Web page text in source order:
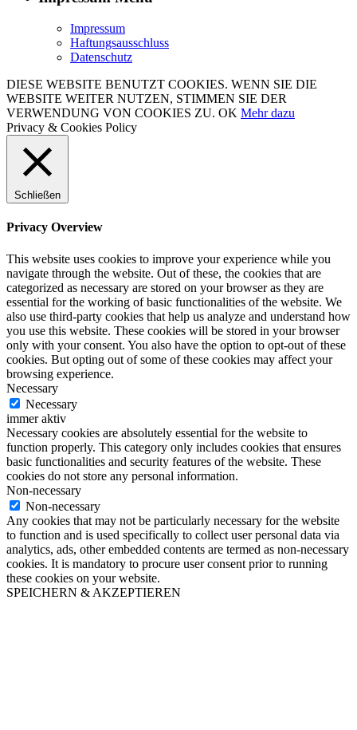
Impressum
Haftungsausschluss
Datenschutz
DIESE WEBSITE BENUTZT COOKIES. WENN SIE DIE
WEBSITE WEITER NUTZEN, STIMMEN SIE DER
VERWENDUNG VON COOKIES ZU. OK Mehr dazu
Privacy & Cookies Policy
Schließen
Privacy Overview
This website uses cookies to improve your experience while you
navigate through the website. Out of these, the cookies that are
categorized as necessary are stored on your browser as they are
essential for the working of basic functionalities of the website. We
also use third-party cookies that help us analyze and understand how
you use this website. These cookies will be stored in your browser
only with your consent. You also have the option to opt-out of these
cookies. But opting out of some of these cookies may affect your
browsing experience.
Necessary
Necessary
immer aktiv
Necessary cookies are absolutely essential for the website to
function properly. This category only includes cookies that ensures
basic functionalities and security features of the website. These
cookies do not store any personal information.
Non-necessary
Non-necessary
Any cookies that may not be particularly necessary for the website
to function and is used specifically to collect user personal data via
analytics, ads, other embedded contents are termed as non-necessary
cookies. It is mandatory to procure user consent prior to running
these cookies on your website.
SPEICHERN & AKZEPTIEREN